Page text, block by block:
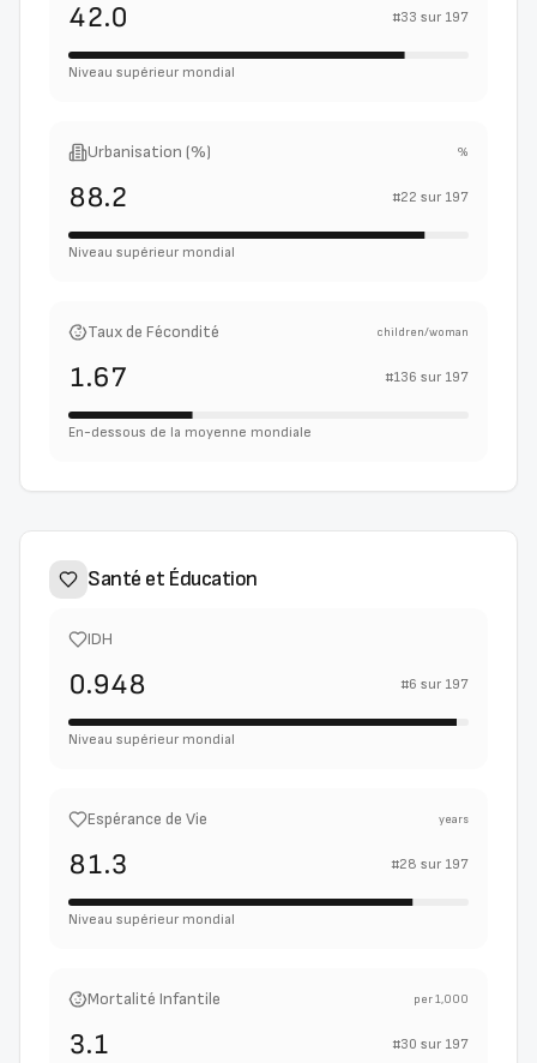
42.0 #33 sur 197
Niveau supérieur mondial
Urbanisation (%) %
88.2 #22 sur 197
Niveau supérieur mondial
Taux de Fécondité children/woman
1.67 #136 sur 197
En-dessous de la moyenne mondiale
Santé et Éducation
IDH
0.948 #6 sur 197
Niveau supérieur mondial
Espérance de Vie years
81.3 #28 sur 197
Niveau supérieur mondial
Mortalité Infantile per 1,000
3.1 #30 sur 197